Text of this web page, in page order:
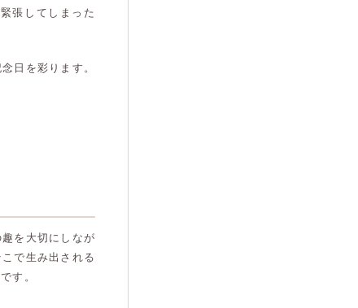
張してしまった
日を彩ります。
を大切にしなが
で生み出される
す。